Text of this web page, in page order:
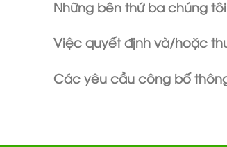
Những bên thứ ba chúng
Việc quyết định và/hoặc
Các yêu cầu công bố